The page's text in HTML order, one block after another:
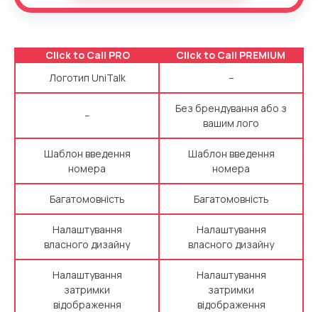
Click to Call PRO
Click to Call PREMIUM
Логотип UniTalk
–
–
Без брендування або з
вашим лого
Шаблон введення
номера
Шаблон введення
номера
Багатомовність Багатомовність
Налаштування
власного дизайну
Налаштування
власного дизайну
Налаштування
затримки
відображення
Налаштування
затримки
відображення